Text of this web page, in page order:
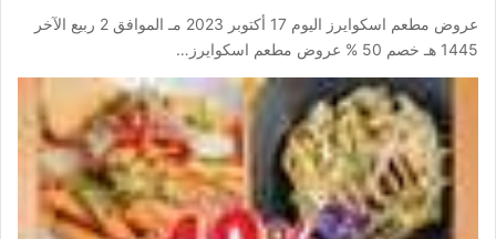
عروض مطعم اسكوايرز اليوم 17 أكتوبر 2023 مـ الموافق 2 ربيع الآخر
1445 هـ خصم 50 % عروض مطعم اسكوايرز…